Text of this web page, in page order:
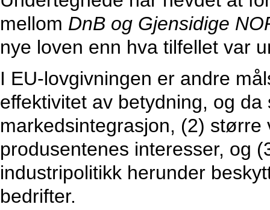
mellom DnB og Gjensidige
nye loven enn hva tilfellet var
I EU-lovgivningen er andre
effektivitet av betydning, og
markedsintegrasjon, (2)
produsentenes interesser, og
industripolitikk herunder
bedrifter.